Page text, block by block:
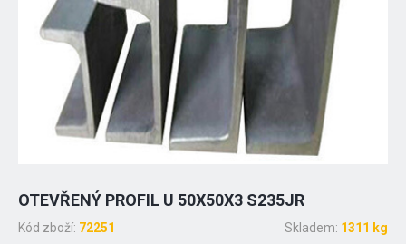
OTEVŘENÝ PROFIL U 50X50X3 S235JR
Kód zboží: 72251 Skladem: 1311 kg